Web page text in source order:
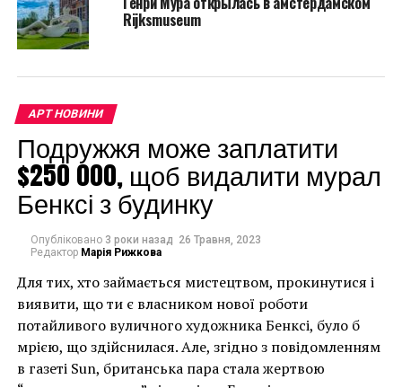
Rijksmuseum
АРТ НОВИНИ
Подружжя може заплатити
$250 000, щоб видалити мурал
Бенксі з будинку
Опубліковано 3 роки назад 26 Травня, 2023
Редактор Марія Рижкова
Для тих, хто займається мистецтвом, прокинутися і
виявити, що ти є власником нової роботи
потайливого вуличного художника Бенксі, було б
мрією, що здійснилася. Але, згідно з повідомленням
в газеті Sun, британська пара стала жертвою